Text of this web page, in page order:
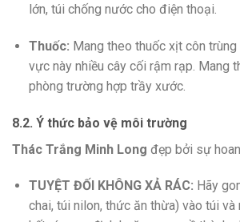
lớn, túi chống nước cho điện thoại.
Thuốc: Mang theo thuốc xịt côn
vực này nhiều cây cối rậm rạp. Mang
phòng trường hợp trầy xước.
8.2. Ý thức bảo vệ môi trường
Thác Trắng Minh Long đẹp bởi sự
TUYỆT ĐỐI KHÔNG XẢ RÁC: Hãy
chai, túi nilon, thức ăn thừa) vào túi và